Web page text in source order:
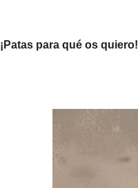
¡Patas para qué os quiero!